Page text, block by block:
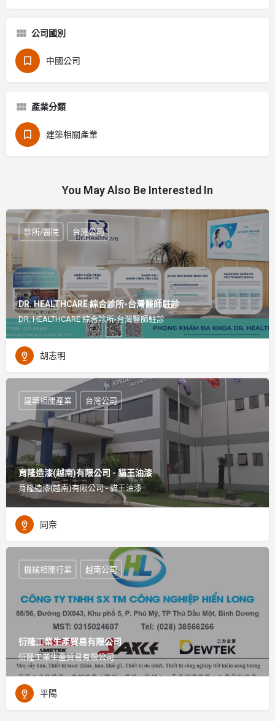
公司國別
中國公司
產業分類
建築相關產業
You May Also Be Interested In
DR. HEALTHCARE 綜合診所-台灣醫師駐診
DR. HEALTHCARE 綜合診所-台灣醫師駐診
診所/醫院 台灣公司
胡志明
育隆造漆(越南)有限公司 - 貓王油漆
育隆造漆(越南)有限公司 - 貓王油漆
建築相關產業 台灣公司
同奈
衍隆工業生產貿易有限公司
衍隆工業生產貿易有限公司
機械相關行業 越南公司
平陽